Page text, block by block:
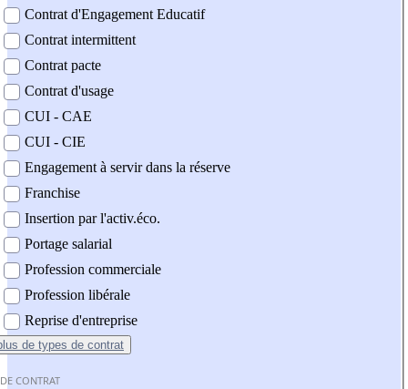
Contrat d'Engagement Educatif
Contrat intermittent
Contrat pacte
Contrat d'usage
CUI - CAE
CUI - CIE
Engagement à servir dans la réserve
Franchise
Insertion par l'activ.éco.
Portage salarial
Profession commerciale
Profession libérale
Reprise d'entreprise
de types de contrat
CONTRAT